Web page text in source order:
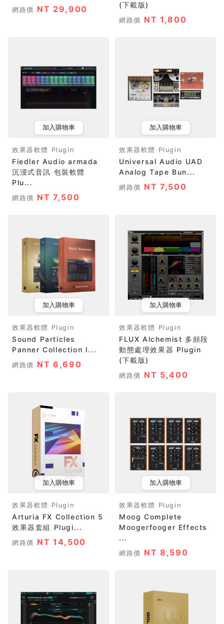
網路價 NT 29,900
(下載版)
網路價 NT 1,800
加入購物車
效果器軟體 Plugin
Fiedler Audio armada
沉浸式音訊 包裝軟體
Plu...
網路價 NT 7,500
加入購物車
效果器軟體 Plugin
Universal Audio UAD
Analog Tape Bun...
網路價 NT 7,500
加入購物車
效果器軟體 Plugin
Sound Particles
Panner Collection I...
網路價 NT 6,690
加入購物車
效果器軟體 Plugin
FLUX Alchemist 多頻段
動態處理效果器 Plugin
(下載版)
網路價 NT 5,400
加入購物車
效果器軟體 Plugin
Arturia FX Collection 5
效果器套組 Plugi...
網路價 NT 14,500
加入購物車
效果器軟體 Plugin
Moog Complete
Moogerfooger Effects
...
網路價 NT 8,590